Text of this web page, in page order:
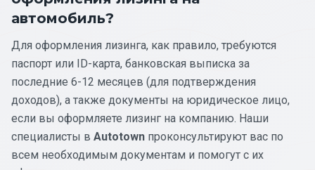
автомобиль?
Для оформления лизинга, как правило, требуются
паспорт или ID-карта, банковская выписка за
последние 6-12 месяцев (для подтверждения
доходов), а также документы на юридическое лицо,
если вы оформляете лизинг на компанию. Наши
специалисты в Autotown проконсультируют вас по
всем необходимым документам и помогут с их